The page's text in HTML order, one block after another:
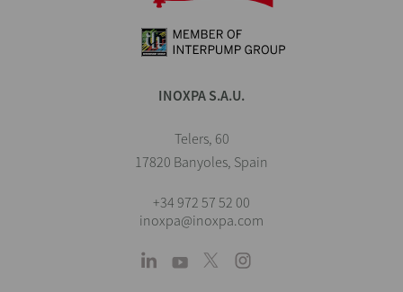
INOXPA S.A.U.
Telers, 60
17820 Banyoles, Spain
+34 972 57 52 00
inoxpa@inoxpa.com